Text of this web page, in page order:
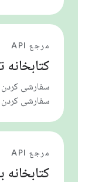
مرجع API
سفارشی کردن
سفارشی کردن
مرجع API